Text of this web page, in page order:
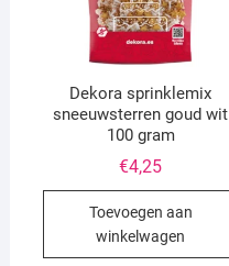
Dekora sprinklemix
sneeuwsterren goud wit
100 gram
€4,25
Toevoegen aan
winkelwagen